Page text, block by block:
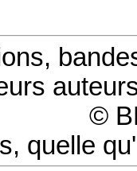
©
quelle